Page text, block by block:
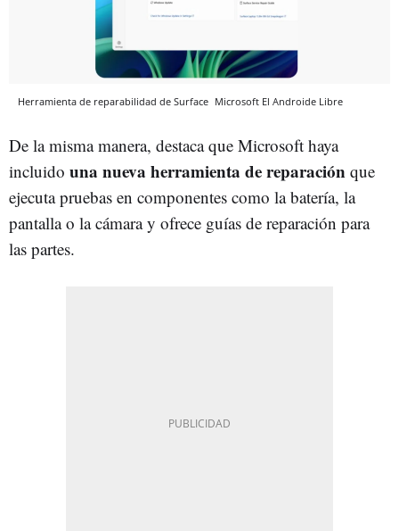
Herramienta de reparabilidad de Surface Microsoft El Androide Libre
De la misma manera, destaca que Microsoft haya
incluido una nueva herramienta de reparación que
ejecuta pruebas en componentes como la batería, la
pantalla o la cámara y ofrece guías de reparación para
las partes.